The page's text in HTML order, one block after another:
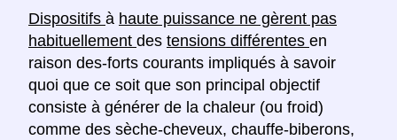
Dispositifs à haute puissance ne gèrent pas
habituellement des tensions différentes en
raison des-forts courants impliqués à savoir
quoi que ce soit que son principal objectif
consiste à générer de la chaleur (ou froid)
comme des sèche-cheveux, chauffe-biberons,